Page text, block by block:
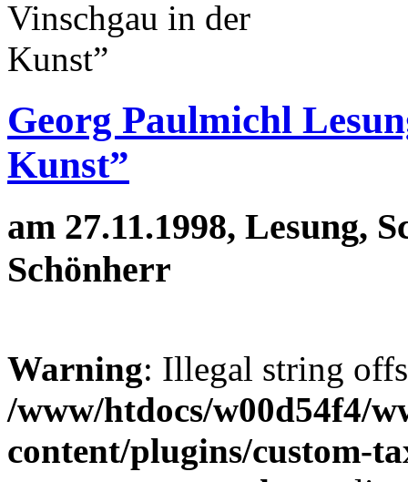
Georg Paulmichl
Kunst”
am 27.11.1998, Lesung,
Schönherr
Warning: Illegal string
/www/htdocs/w00d54f4/
content/plugins/custom-